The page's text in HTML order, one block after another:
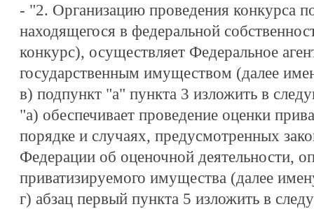
- "2. Организацию проведения конкурса
находящегося в федеральной
конкурс), осуществляет Федеральное
государственным имуществом (далее
в) подпункт "а" пункта 3 изложить в
"а) обеспечивает проведение оценки
порядке и случаях, предусмотренных
Федерации об оценочной деятельности,
приватизируемого имущества (далее
г) абзац первый пункта 5 изложить в